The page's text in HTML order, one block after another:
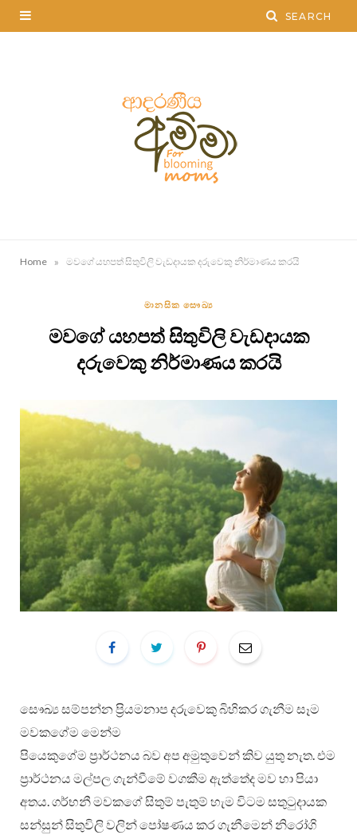
Home » මවගේ යහපත් සිතුවිලි වැඩදායක දරුවෙකු නිර්මාණය කරයි
මානසික සෞඛ්‍ය
මවගේ යහපත් සිතුවිලි වැඩදායක
දරුවෙකු නිර්මාණය කරයි
සෞඛ්‍ය සම්පන්න ප්‍රියමනාප දරුවෙකු බිහිකර ගැනීම සෑම
මවකගේම මෙන්ම
පියෙකුගේම ප්‍රාර්ථනය බව අප අමුතුවෙන් කිව යුතු නැත. එම
ප්‍රාර්ථනය මල්පල ගැන්වීමේ වගකීම ඇත්තේද මව හා පියා
අතය. ගර්භනී මවකගේ සිතුම් පැතුම් හැම විටම සතුටුදායක
සන්සුන් සිතුවිලි වලින් පෝෂණය කර ගැනීමෙන් නිරෝගි